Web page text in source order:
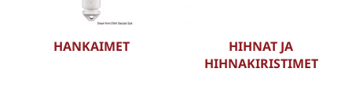
HANKAIMET
HIHNAT JA
HIHNAKIRISTIMET